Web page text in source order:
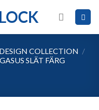
COLLECTION /
SLÄT FÄRG